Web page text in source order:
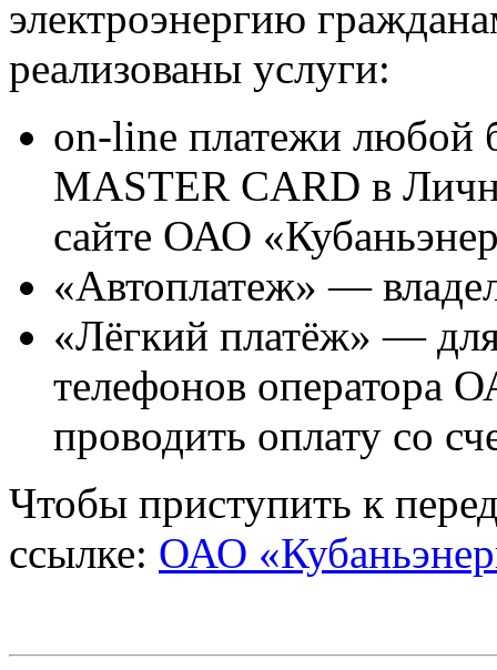
электроэнергию
реализованы услуги:
on-line платежи любой
MASTER CARD в
сайте ОАО
«Автоплатеж» —
«Лёгкий платёж» —
телефонов оператора
проводить оплату со
Чтобы приступить к
ссылке: ОАО